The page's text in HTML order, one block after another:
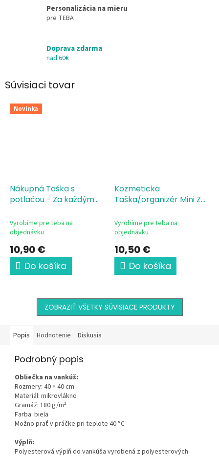
Personalizácia na mieru
pre TEBA
Doprava zdarma
nad 60€
Súvisiaci tovar
Novinka
Nákupná Taška s
potlačou - Za každým
Vyrobíme pre teba na
objednávku
10,90 €
Do košíka
Kozmeticka
Taška/organizér Mini Za
učiteľ
Vyrobíme pre teba na
objednávku
10,50 €
Do košíka
ZOBRAZIŤ VŠETKY SÚVISIACE PRODUKTY
Popis Hodnotenie Diskusia
Podrobný popis
Obliečka na vankúš:
Rozmery: 40 × 40 cm
Materiál: mikrovlákno
Gramáž: 180 g/m²
Farba: biela
Možno prať v práčke pri teplote 40 °C
Výplň:
Polyesterová výplň do vankúša vyrobená z polyesterových